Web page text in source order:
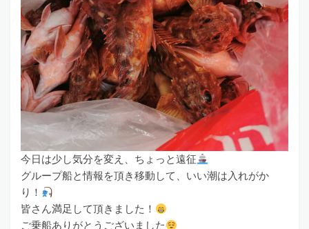
今日は少し気分を変え、ちょっと遠征
グループ船と情報を頂き移動して、いい潮は入れがか
り！
皆さん満足して頂きました！
ご乗船ありがとうございました